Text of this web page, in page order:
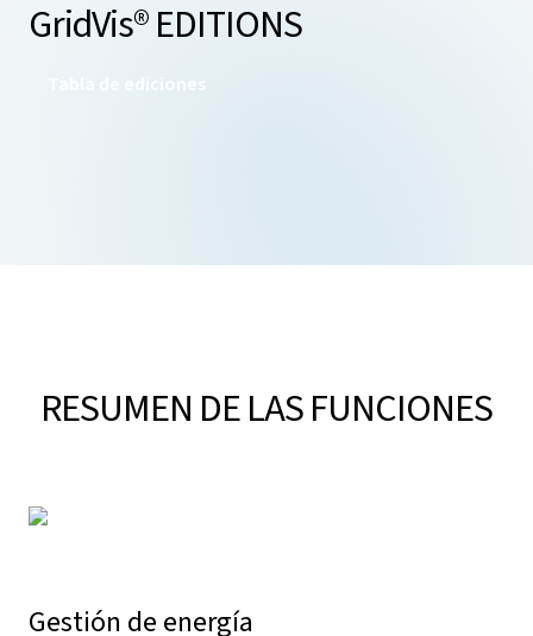
GridVis® EDITIONS
Tabla de ediciones
RESUMEN DE LAS FUNCIONES
Gestión de energía